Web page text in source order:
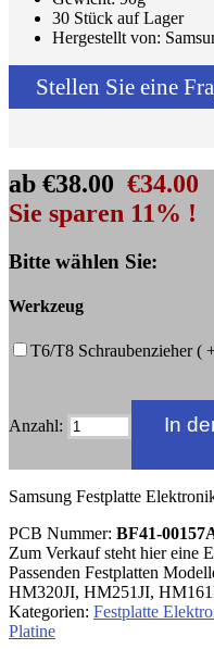
30 Stück auf Lager
Hergestellt von:
Stellen Sie eine
ab €38.00 €34.00
Sie sparen 11% !
Bitte wählen Sie:
Werkzeug
T6/T8 Schraubenzieher (
Anzahl:
Samsung Festplatte
PCB Nummer: BF41-
Zum Verkauf steht hier eine
Passenden Festplatten
HM320JI, HM251JI,
Kategorien: Festplatte
Platine